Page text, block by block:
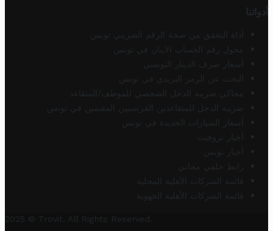
أدواتنا
أداة التحقق من صحة الرقم الضريبي تونس
محول رقم الحساب الآيبان في تونس
أسعار صرف الدينار التونسي
البحث عن الرمز البريدي في تونس
محاكي ضريبة الدخل الشخصي للموظف/المتقاعد
ضريبة الدخل للمتقاعدين الفرنسيين المقيمين في تونس
أسعار السيارات الجديدة في تونس
أخبار تروفيت
أخبار تونس
رابط خلفي مجاني
قائمة الشركات الأهلية المحلية
قائمة الشركات الأهلية الجهوية
2025 © Trovit. All Rights Reserved.